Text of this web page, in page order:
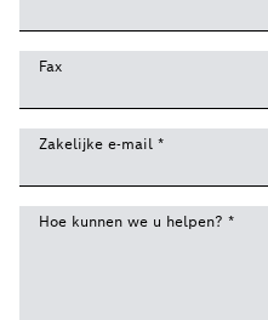
Fax
Zakelijke e-mail *
Hoe kunnen we u helpen? *